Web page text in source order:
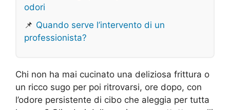
odori
📌 Quando serve l’intervento di un
professionista?
Chi non ha mai cucinato una deliziosa frittura o
un ricco sugo per poi ritrovarsi, ore dopo, con
l’odore persistente di cibo che aleggia per tutta